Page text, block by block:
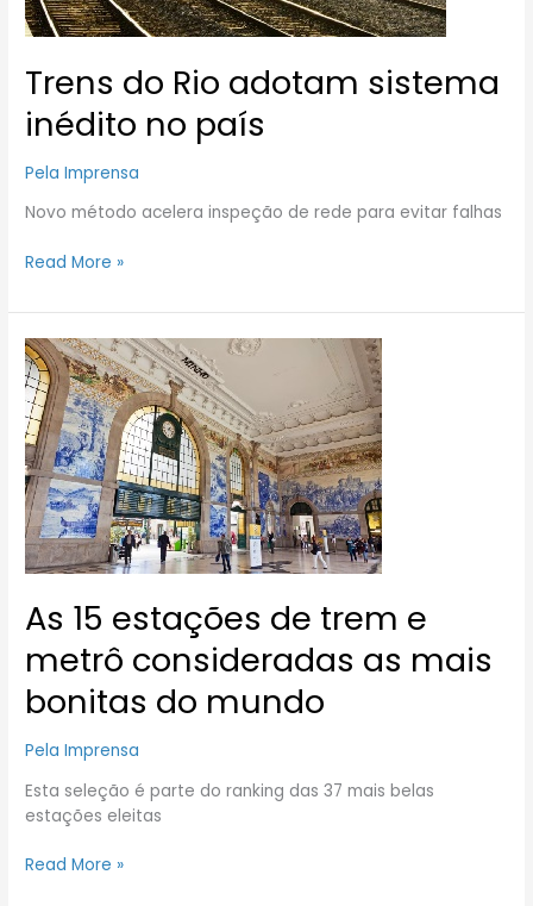
Trens do Rio adotam sistema
inédito no país
Pela Imprensa
Novo método acelera inspeção de rede para evitar falhas
Read More »
As 15 estações de trem e
metrô consideradas as mais
bonitas do mundo
Pela Imprensa
Esta seleção é parte do ranking das 37 mais belas
estações eleitas
As
15
estações
de
trem
e
metrô
consideradas
as
mais
do
mundo
Read More »